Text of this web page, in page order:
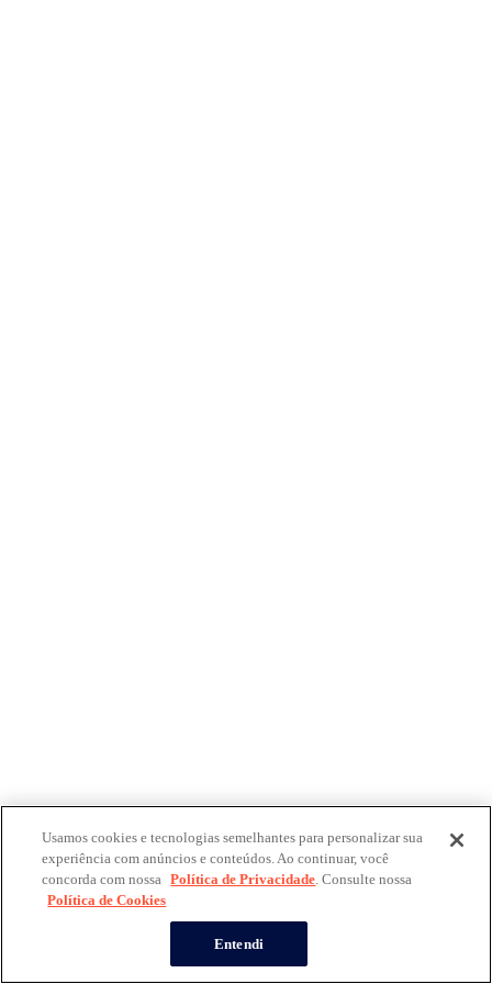
Usamos cookies e tecnologias semelhantes para personalizar sua
experiência com anúncios e conteúdos. Ao continuar, você
concorda com nossa Política de Privacidade. Consulte nossa
Política de Cookies
Entendi